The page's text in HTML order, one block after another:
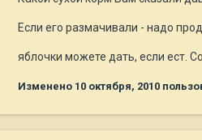
Если его размачивали - надо
яблочки можете дать, если ест.
Изменено 10 октября, 2010